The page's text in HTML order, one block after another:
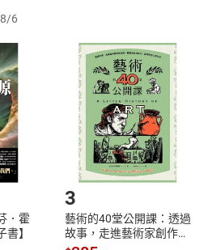
本店鋪所銷售之商品為電子書，
。
登入樂天市場，並於「我的訂單
核通過後將為您辦理退款事宜。
取消/退貨，恕無法以單支商品取
車 登入帳號
Login
Step2.登入
6
．霍
】
3
藝術的40堂公開課：透過
故事，走進藝術家創作現